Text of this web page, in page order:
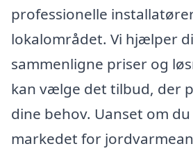
professionelle
lokalområdet. Vi hjælper
sammenligne priser og
kan vælge det tilbud, der
dine behov. Uanset om
markedet for